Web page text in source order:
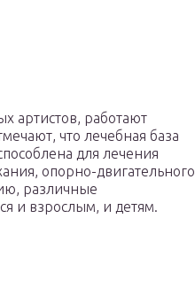
артистов, работают
что лечебная база
для лечения
опорно-двигательного
различные
и взрослым, и детям.